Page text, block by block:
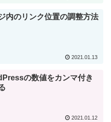
内のリンク位置の調整方法
2021.01.13
の数値をカンマ付き
2021.01.12